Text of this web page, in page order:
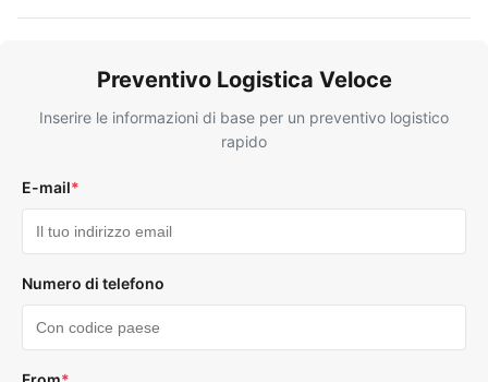
Preventivo Logistica Veloce
Inserire le informazioni di base per un preventivo logistico
rapido
E-mail*
Numero di telefono